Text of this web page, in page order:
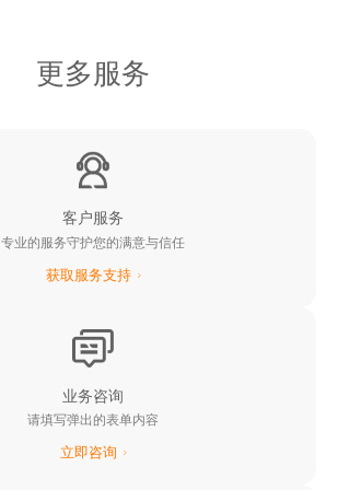
更多服务
客户服务
专业的服务守护您的满意与信任
获取服务支持
业务咨询
请填写弹出的表单内容
立即咨询
阳光新能源业务网站